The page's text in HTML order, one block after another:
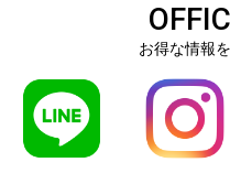
お得な情報